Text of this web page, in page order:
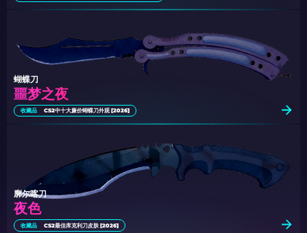
噩梦之夜
蝴蝶刀
收藏品 CS2中十大廉价蝴蝶刀外观 [2026]
夜色
廓尔喀刀
收藏品 CS2最佳库克利刀皮肤 [2026]